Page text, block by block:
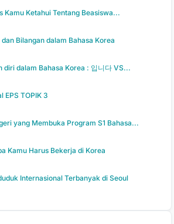
Kamu Ketahui Tentang Beasiswa...
Bilangan dalam Bahasa Korea
diri dalam Bahasa Korea : 입니다 VS...
EPS TOPIK 3
yang Membuka Program S1 Bahasa...
Kamu Harus Bekerja di Korea
Internasional Terbanyak di Seoul